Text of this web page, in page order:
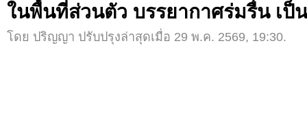
ในพื้นที่ส่วนตัว บรรยากาศร่มรื่น เป็
โดย ปริญญา ปรับปรุงล่าสุดเมื่อ 29 พ.ค. 2569, 19:30.